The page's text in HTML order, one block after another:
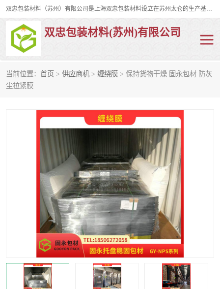
双忠包装材料（苏州）有限公司是上海双忠包装材料设立在苏州太仓的生产基地，占地约2万平米，产品主要有打孔缠绕膜，拉伸蜂窝纸，集装箱充气袋，滑托板，打包带，裹包网兜，防滑纸等箱体和托盘的运输和保护性包材。固永包材®，GooYon Pack®，是我们保护性包装材料的专属品牌。
双忠包装材料(苏州)有限公司
当前位置： 首页 > 供应商机 > 缠绕膜 > 保持货物干燥 固永包材 防灰
尘拉紧膜
打孔缠绕膜
裹包网兜 纤维打包带
充气袋
缠绕膜
托盘裹包网兜
托盘捆绑带